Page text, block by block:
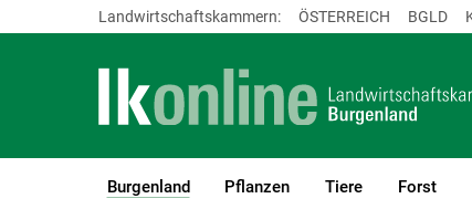
Landwirtschaftskammern: ÖSTERREICH BGLD
Burgenland
(current)1
Pflanzen Tiere Forst